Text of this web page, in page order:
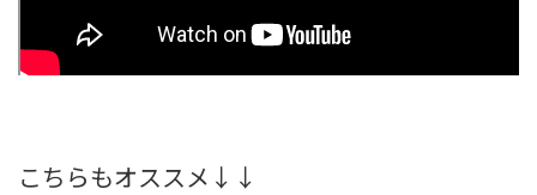
こちらもオススメ↓↓